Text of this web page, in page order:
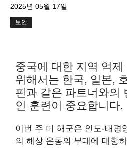
2025년 05월 17일
보안
중국에 대한 지역 억제
위해서는 한국, 일본,
핀과 같은 파트너와의
인 훈련이 중요합니다.
이번 주 미 해군은 인도-태평
의 해상 운동의 부대에 대항